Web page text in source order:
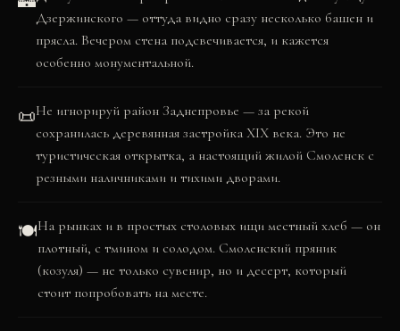
Дзержинского — оттуда видно сразу несколько башен и
прясла. Вечером стена подсвечивается, и кажется
особенно монументальной.
📜Не игнорируй район Заднепровье — за рекой
сохранилась деревянная застройка XIX века. Это не
туристическая открытка, а настоящий жилой Смоленск с
резными наличниками и тихими дворами.
🍽️На рынках и в простых столовых ищи местный хлеб — он
плотный, с тмином и солодом. Смоленский пряник
(козуля) — не только сувенир, но и десерт, который
стоит попробовать на месте.